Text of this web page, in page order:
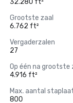
32.280 ft²
Grootste zaal
6.762 ft²
Vergaderzalen
27
Op één na grootste
4.916 ft²
Max. aantal
800